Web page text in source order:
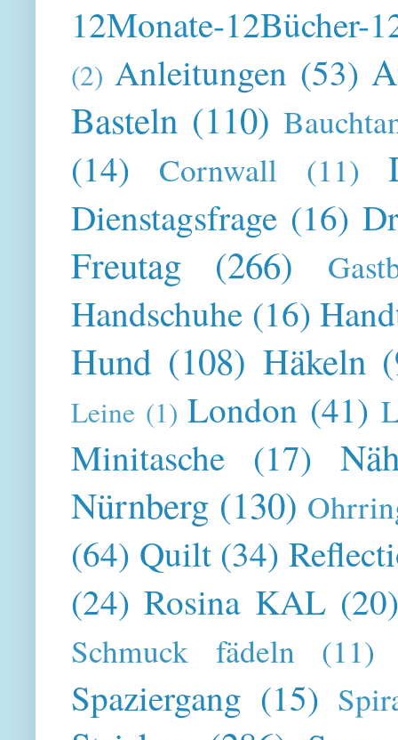
12Monate-12Bücher-
(2) Anleitungen (53)
Basteln (110)
(14) Cornwall (11)
Dienstagsfrage (16)
Freutag (266)
Handschuhe (16)
Hund (108) Häkeln
Leine (1) London (41)
Minitasche (17)
Nürnberg (130)
(64) Quilt (34)
(24) Rosina KAL
Schmuck fädeln (11)
Spaziergang (15)